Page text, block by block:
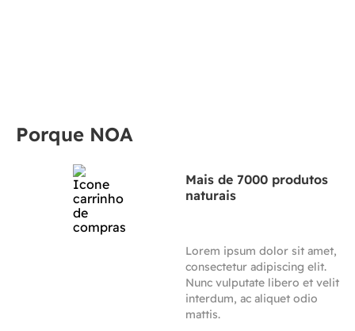
Porque NOA
Mais de 7000 produtos
naturais
Lorem ipsum dolor sit amet,
consectetur adipiscing elit.
Nunc vulputate libero et velit
interdum, ac aliquet odio
mattis.